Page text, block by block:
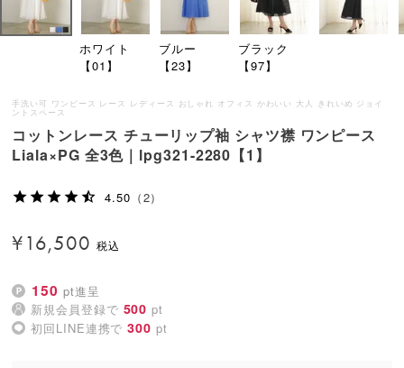
ホワイト
【01】
ブルー
【23】
ブラック
【97】
手洗い可 ワンピース レース レディース おしゃれ オフィス かわいい 大人 きれいめ ジョイ
ントスペース
コットンレース チューリップ袖 シャツ襟 ワンピース
Liala×PG 全3色｜lpg321-2280【1】
4.50 （2）
¥16,500
150 pt進呈
新規会員登録で 500 pt
初回LINE連携で 300 pt